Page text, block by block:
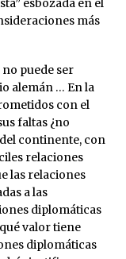
esbozada en el
más
puede ser
alemán … En la
con el
faltas ¿no
continente, con
relaciones
las relaciones
a las
diplomáticas
valor tiene
diplomáticas